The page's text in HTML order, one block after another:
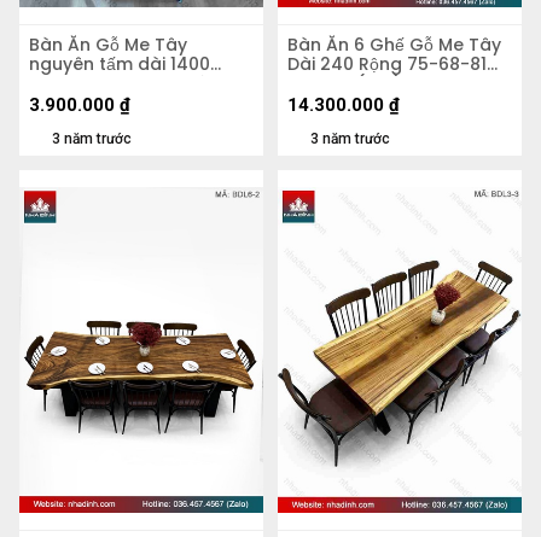
Bàn Ăn Gỗ Me Tây
nguyên tấm dài 1400
(mm)
3 năm trước
3.900.000 ₫
Bàn Ăn 6 Ghế Gỗ Me Tây
Dài 240 Rộng 75-68-81
Cao 75 (cm)
3 năm trước
14.300.000 ₫